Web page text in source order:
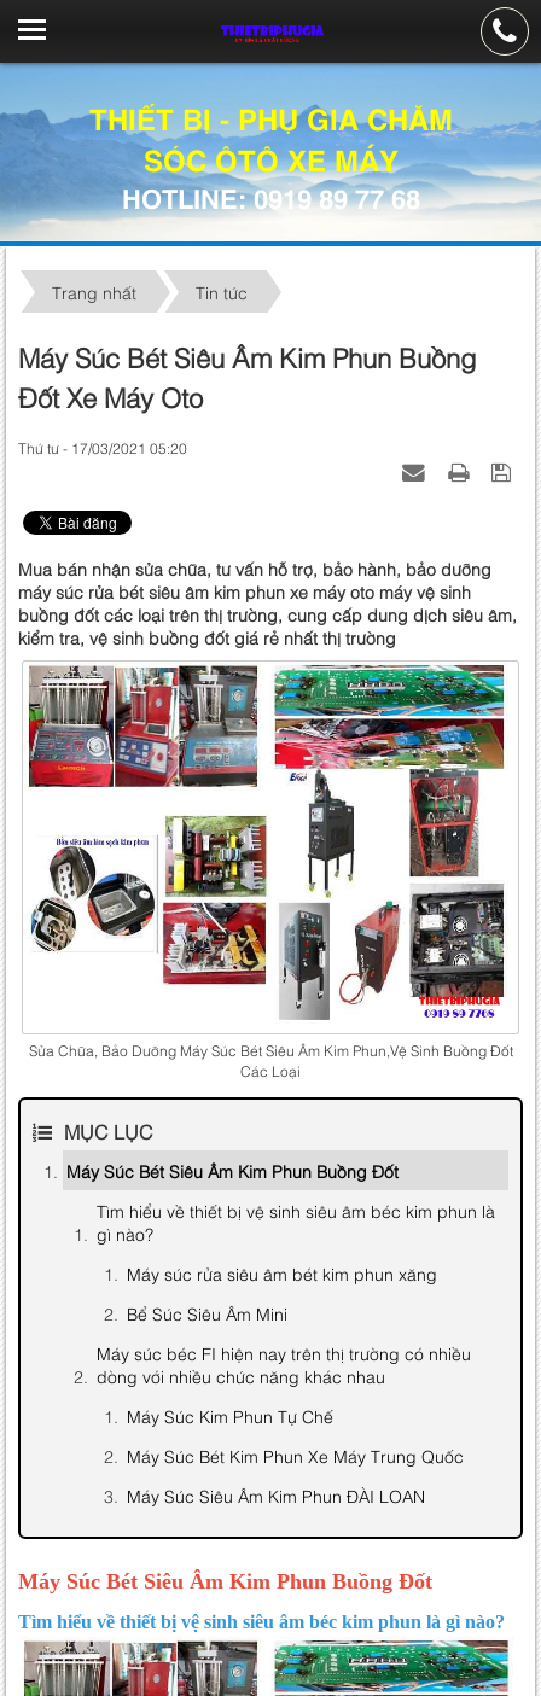
THIẾT BỊ - PHỤ GIA CHĂM
SÓC ÔTÔ XE MÁY
HOTLINE: 0919 89 77 68
Trang nhất Tin tức
Máy Súc Bét Siêu Âm Kim Phun Buồng
Đốt Xe Máy Oto
Thứ tư - 17/03/2021 05:20
Mua bán nhận sửa chữa, tư vấn hỗ trợ, bảo hành, bảo dưỡng
máy súc rửa bét siêu âm kim phun xe máy oto máy vệ sinh
buồng đốt các loại trên thị trường, cung cấp dung dịch siêu âm,
kiểm tra, vệ sinh buồng đốt giá rẻ nhất thị trường
Sửa Chữa, Bảo Dưỡng Máy Súc Bét Siêu Âm Kim Phun,Vệ Sinh Buồng Đốt
Các Loại
MỤC LỤC
Máy Súc Bét Siêu Âm Kim Phun Buồng Đốt
Tìm hiểu về thiết bị vệ sinh siêu âm béc kim phun là
gì nào?
Máy súc rửa siêu âm bét kim phun xăng
Bể Súc Siêu Âm Mini
Máy súc béc FI hiện nay trên thị trường có nhiều
dòng với nhiều chức năng khác nhau
Máy Súc Kim Phun Tự Chế
Máy Súc Bét Kim Phun Xe Máy Trung Quốc
Máy Súc Siêu Âm Kim Phun ĐÀI LOAN
Những hư hỏng thường gặp của máy súc siêu âm
Cách Bảo Dưỡng, Sửa Chữa, Thay Thế Phụ Tùng
Máy Xúc Rửa Siêu Âm Béc Kim Phun
Bể rung súc siêu âm bét kim phun không hoạt
động
Máy Súc Bét Siêu Âm Kim Phun Buồng Đốt
Tìm hiểu về thiết bị vệ sinh siêu âm béc kim phun là gì nào?